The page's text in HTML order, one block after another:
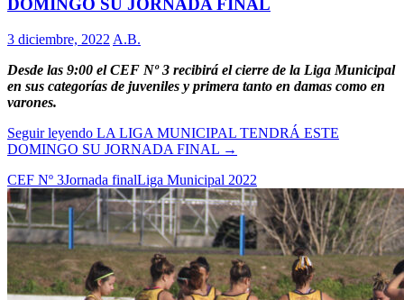
DOMINGO SU JORNADA FINAL
3 diciembre, 2022 A.B.
Desde las 9:00 el CEF Nº 3 recibirá el cierre de la Liga Municipal
en sus categorías de juveniles y primera tanto en damas como en
varones.
Seguir leyendo LA LIGA MUNICIPAL TENDRÁ ESTE
DOMINGO SU JORNADA FINAL →
CEF Nº 3Jornada finalLiga Municipal 2022